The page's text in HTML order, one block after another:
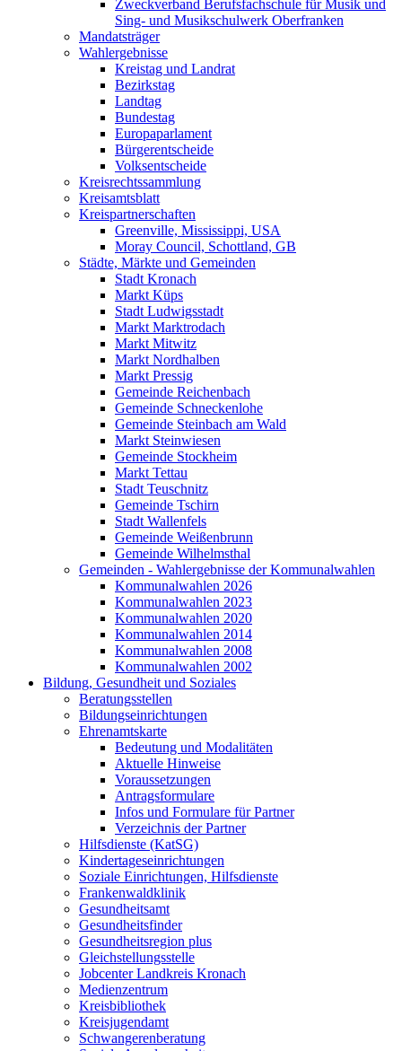
Zweckverband Berufsfachschule für Musik und
Sing- und Musikschulwerk Oberfranken
Mandatsträger
Wahlergebnisse
Kreistag und Landrat
Bezirkstag
Landtag
Bundestag
Europaparlament
Bürgerentscheide
Volksentscheide
Kreisrechtssammlung
Kreisamtsblatt
Kreispartnerschaften
Greenville, Mississippi, USA
Moray Council, Schottland, GB
Städte, Märkte und Gemeinden
Stadt Kronach
Markt Küps
Stadt Ludwigsstadt
Markt Marktrodach
Markt Mitwitz
Markt Nordhalben
Markt Pressig
Gemeinde Reichenbach
Gemeinde Schneckenlohe
Gemeinde Steinbach am Wald
Markt Steinwiesen
Gemeinde Stockheim
Markt Tettau
Stadt Teuschnitz
Gemeinde Tschirn
Stadt Wallenfels
Gemeinde Weißenbrunn
Gemeinde Wilhelmsthal
Gemeinden - Wahlergebnisse der Kommunalwahlen
Kommunalwahlen 2026
Kommunalwahlen 2023
Kommunalwahlen 2020
Kommunalwahlen 2014
Kommunalwahlen 2008
Kommunalwahlen 2002
Bildung, Gesundheit und Soziales
Beratungsstellen
Bildungseinrichtungen
Ehrenamtskarte
Bedeutung und Modalitäten
Aktuelle Hinweise
Voraussetzungen
Antragsformulare
Infos und Formulare für Partner
Verzeichnis der Partner
Hilfsdienste (KatSG)
Kindertageseinrichtungen
Soziale Einrichtungen, Hilfsdienste
Frankenwaldklinik
Gesundheitsamt
Gesundheitsfinder
Gesundheitsregion plus
Gleichstellungsstelle
Jobcenter Landkreis Kronach
Medienzentrum
Kreisbibliothek
Kreisjugendamt
Schwangerenberatung